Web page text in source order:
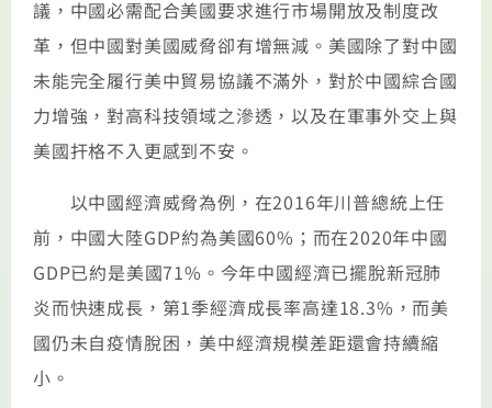
議，中國必需配合美國要求進行市場開放及制度改
革，但中國對美國威脅卻有增無減。美國除了對中國
未能完全履行美中貿易協議不滿外，對於中國綜合國
力增強，對高科技領域之滲透，以及在軍事外交上與
美國扞格不入更感到不安。
以中國經濟威脅為例，在2016年川普總統上任
前，中國大陸GDP約為美國60%；而在2020年中國
GDP已約是美國71%。今年中國經濟已擺脫新冠肺
炎而快速成長，第1季經濟成長率高達18.3%，而美
國仍未自疫情脫困，美中經濟規模差距還會持續縮
小。